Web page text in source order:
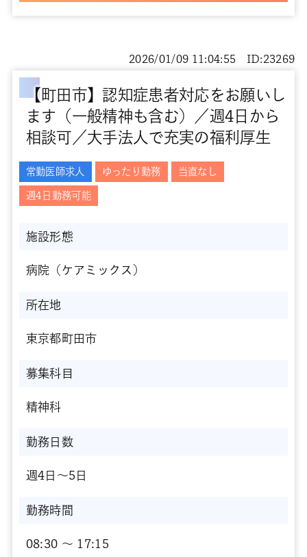
【町田市】認知症患者対応をお願いし
ます（一般精神も含む）／週4日から
相談可／大手法人で充実の福利厚生
2026/01/09 11:04:55 ID:23269
常勤医師求人 ゆったり勤務 当直なし
週4日勤務可能
施設形態
病院（ケアミックス）
所在地
東京都町田市
募集科目
精神科
勤務日数
週4日～5日
勤務時間
08:30 〜 17:15